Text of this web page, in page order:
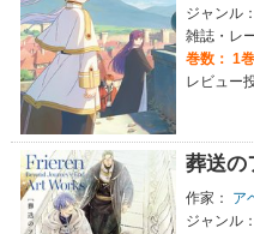
ジャンル：
雑誌・レ
巻数： 1巻
レビュー
葬送の
作家： ア
ジャンル：